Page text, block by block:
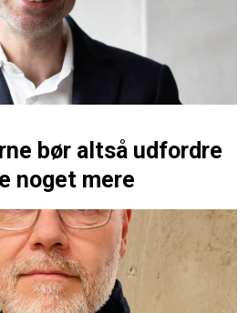
bør altså udfordre
noget mere